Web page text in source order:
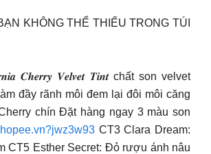
KHÔNG THỂ THIẾU TRONG TÚI
𝑪𝒉𝒆𝒓𝒓𝒚 𝑽𝒆𝒍𝒗𝒆𝒕 𝑻𝒊𝒏𝒕 chất son velvet
đầy rãnh môi đem lại đôi môi căng
chín Đặt hàng ngay 3 màu son
CT3 Clara Dream:
CT5 Esther Secret: Đỏ rượu ánh nâu